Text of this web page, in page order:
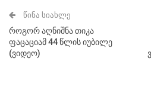
ᲬᲘᲜᲐ ᲡᲘᲐᲮᲚᲔ
როგორ აღნიშნა თიკა
ფაცაციამ 44 წლის იუბილე
(ვიდეო)